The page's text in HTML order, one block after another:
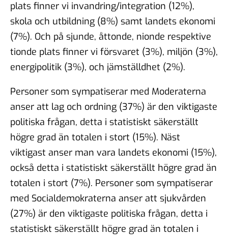
plats finner vi invandring/integration (12%),
skola och utbildning (8%) samt landets ekonomi
(7%). Och på sjunde, åttonde, nionde respektive
tionde plats finner vi försvaret (3%), miljön (3%),
energipolitik (3%), och jämställdhet (2%).
Personer som sympatiserar med Moderaterna
anser att lag och ordning (37%) är den viktigaste
politiska frågan, detta i statistiskt säkerställt
högre grad än totalen i stort (15%). Näst
viktigast anser man vara landets ekonomi (15%),
också detta i statistiskt säkerställt högre grad än
totalen i stort (7%). Personer som sympatiserar
med Socialdemokraterna anser att sjukvården
(27%) är den viktigaste politiska frågan, detta i
statistiskt säkerställt högre grad än totalen i